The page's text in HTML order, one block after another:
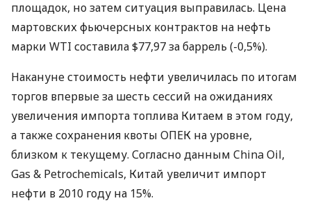
площадок, но затем ситуация выправилась. Цена
мартовских фьючерсных контрактов на нефть
марки WTI составила $77,97 за баррель (-0,5%).
Накануне стоимость нефти увеличилась по итогам
торгов впервые за шесть сессий на ожиданиях
увеличения импорта топлива Китаем в этом году,
а также сохранения квоты ОПЕК на уровне,
близком к текущему. Согласно данным China Oil,
Gas & Petrochemicals, Китай увеличит импорт
нефти в 2010 году на 15%.